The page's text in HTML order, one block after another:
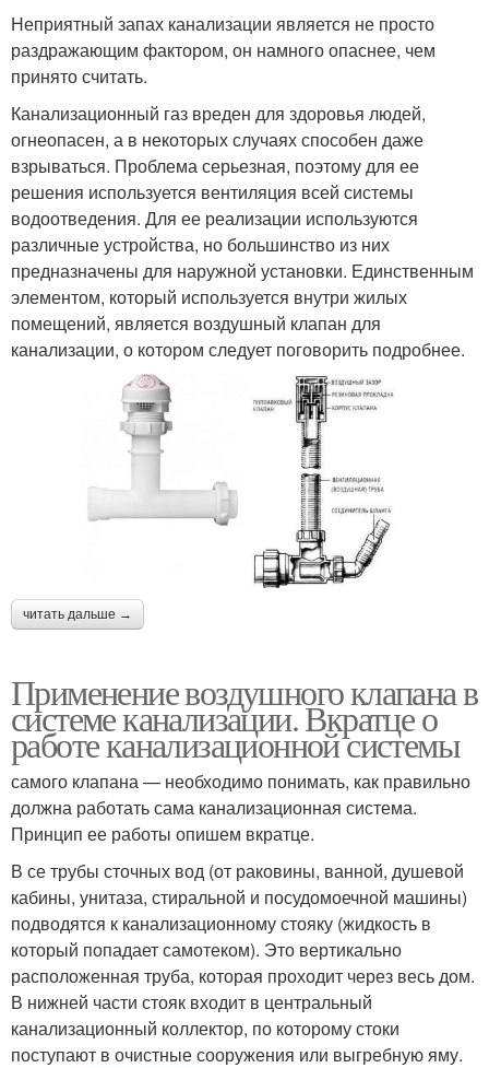
Неприятный запах канализации является не просто
раздражающим фактором, он намного опаснее, чем
принято считать.
Канализационный газ вреден для здоровья людей,
огнеопасен, а в некоторых случаях способен даже
взрываться. Проблема серьезная, поэтому для ее
решения используется вентиляция всей системы
водоотведения. Для ее реализации используются
различные устройства, но большинство из них
предназначены для наружной установки. Единственным
элементом, который используется внутри жилых
помещений, является воздушный клапан для
канализации, о котором следует поговорить подробнее.
читать дальше →
Применение воздушного клапана в
системе канализации. Вкратце о
работе канализационной системы
самого клапана — необходимо понимать, как правильно
должна работать сама канализационная система.
Принцип ее работы опишем вкратце.
В се трубы сточных вод (от раковины, ванной, душевой
кабины, унитаза, стиральной и посудомоечной машины)
подводятся к канализационному стояку (жидкость в
который попадает самотеком). Это вертикально
расположенная труба, которая проходит через весь дом.
В нижней части стояк входит в центральный
канализационный коллектор, по которому стоки
поступают в очистные сооружения или выгребную яму.